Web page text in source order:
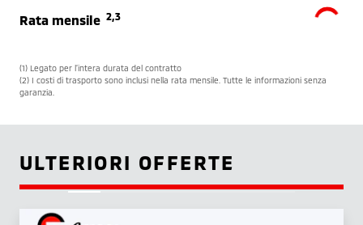
Rata mensile 2,3
(1) Legato per l’intera durata del contratto
(2) I costi di trasporto sono inclusi nella rata mensile. Tutte le informazioni senza
garanzia.
ULTERIORI OFFERTE